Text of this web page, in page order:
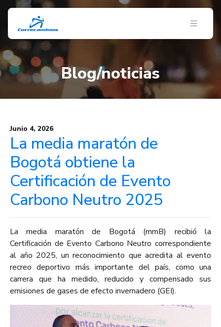
Blog/noticias
Junio 4, 2026
La media maratón de
Bogotá obtiene la
Certificación de Evento
Carbono Neutro 2025
La media maratón de Bogotá (mmB) recibió la
Certificación de Evento Carbono Neutro correspondiente
al año 2025, un reconocimiento que acredita al evento
recreo deportivo más importante del país, como una
carrera que ha medido, reducido y compensado sus
emisiones de gases de efecto invernadero (GEI).